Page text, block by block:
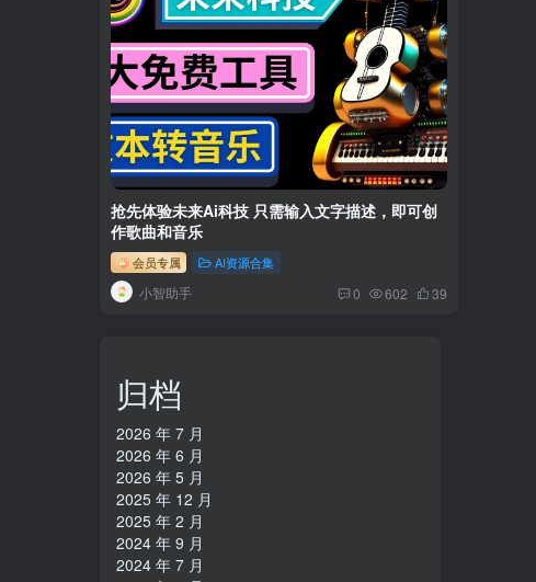
抢先体验未来Ai科技 只需输入文字描述，即可创
作歌曲和音乐
会员专属 AI资源合集
小智助手 0 602 39
归档
2026 年 7 月
2026 年 6 月
2026 年 5 月
2025 年 12 月
2025 年 2 月
2024 年 9 月
2024 年 7 月